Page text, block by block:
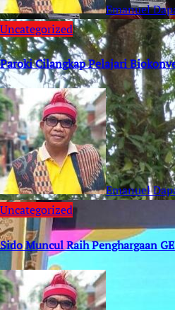
Emanuel
Uncategorized
Paroki Cilangkap Pelajari
Emanuel
Uncategorized
Sido Muncul Raih Penghargaan